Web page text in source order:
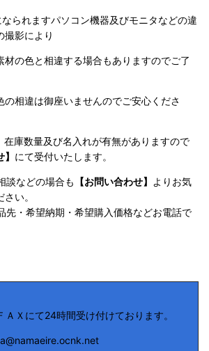
なられますパソコン機器及びモニタなどの違
撮影により
と相違する場合もありますのでご了
は御座いませんのでご安心くださ
数量及び名入れが有無がありますので
にて受付いたします。
などの場合も 【お問い合わせ】
よりお気
ださい。
希望納期・希望購入価格などお電話で
Ｘにて24時間受け付けております。